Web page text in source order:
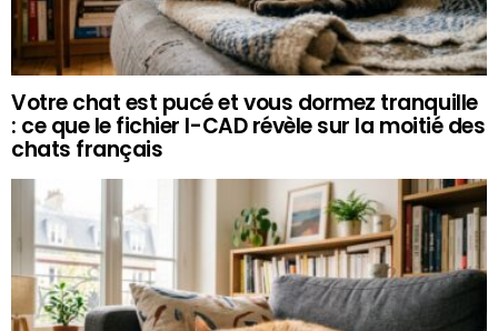
Votre chat est pucé et vous dormez tranquille
: ce que le fichier I-CAD révèle sur la moitié des
chats français